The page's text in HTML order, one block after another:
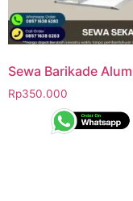
Sewa Barikade
Rp350.000